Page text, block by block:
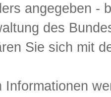
angegeben -
des
Sie sich mit
Informationen